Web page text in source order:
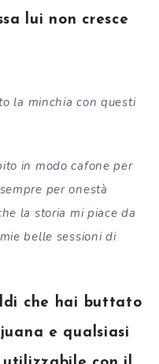
lui non cresce
la minchia con questi
in modo cafone per
per onestà
la storia mi piace da
belle sessioni di
che hai buttato
e qualsiasi